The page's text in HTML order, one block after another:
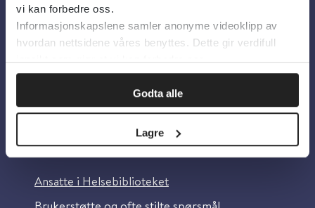
vi kan forbedre oss.
Informasjonskapslene samler anonyme videoklipp av
hvordan nettsidene våres benyttes. Dette gir verdifull
innsikt som gjør at vi kan forbedre oss.
Godta alle
Lagre
Personvern og informasjonskapsler
Tilgjengelighetserklæring
Information in English
Ansatte i Helsebiblioteket